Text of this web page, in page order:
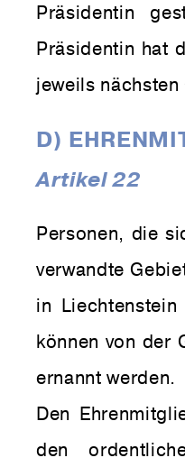
Präsidentin
Präsidentin hat
jeweils
D)
Artikel 22
Personen, die
verwandte
in
können von der
ernannt werden.
Den
den